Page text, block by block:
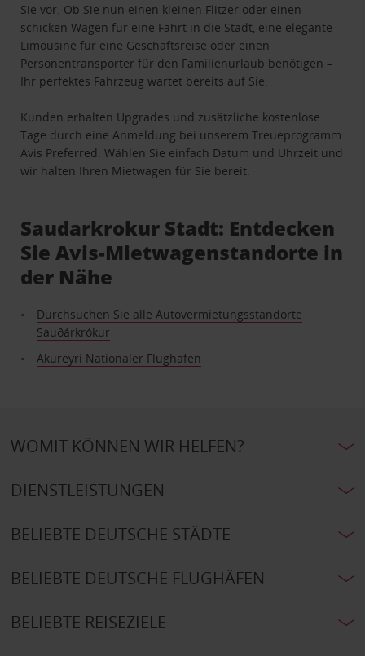
Sie vor. Ob Sie nun einen kleinen Flitzer oder einen
schicken Wagen für eine Fahrt in die Stadt, eine elegante
Limousine für eine Geschäftsreise oder einen
Personentransporter für den Familienurlaub benötigen –
Ihr perfektes Fahrzeug wartet bereits auf Sie.
Kunden erhalten Upgrades und zusätzliche kostenlose
Tage durch eine Anmeldung bei unserem Treueprogramm
Avis Preferred . Wählen Sie einfach Datum und Uhrzeit und
wir halten Ihren Mietwagen für Sie bereit.
Saudarkrokur Stadt: Entdecken
Sie Avis-Mietwagenstandorte in
der Nähe
Durchsuchen Sie alle Autovermietungsstandorte
Sauðárkrókur
Akureyri Nationaler Flughafen
WOMIT KÖNNEN WIR HELFEN?
DIENSTLEISTUNGEN
BELIEBTE DEUTSCHE STÄDTE
BELIEBTE DEUTSCHE FLUGHÄFEN
BELIEBTE REISEZIELE